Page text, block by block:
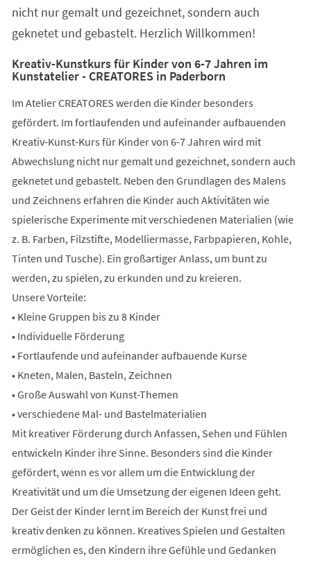
nicht nur gemalt und gezeichnet, sondern auch
geknetet und gebastelt. Herzlich Willkommen!
Kreativ-Kunstkurs für Kinder von 6-7 Jahren im
Kunstatelier - CREATORES in Paderborn
Im Atelier CREATORES werden die Kinder besonders
gefördert. Im fortlaufenden und aufeinander aufbauenden
Kreativ-Kunst-Kurs für Kinder von 6-7 Jahren wird mit
Abwechslung nicht nur gemalt und gezeichnet, sondern auch
geknetet und gebastelt. Neben den Grundlagen des Malens
und Zeichnens erfahren die Kinder auch Aktivitäten wie
spielerische Experimente mit verschiedenen Materialien (wie
z. B. Farben, Filzstifte, Modelliermasse, Farbpapieren, Kohle,
Tinten und Tusche). Ein großartiger Anlass, um bunt zu
werden, zu spielen, zu erkunden und zu kreieren.
Unsere Vorteile:
• Kleine Gruppen bis zu 8 Kinder
• Individuelle Förderung
• Fortlaufende und aufeinander aufbauende Kurse
• Kneten, Malen, Basteln, Zeichnen
• Große Auswahl von Kunst-Themen
• verschiedene Mal- und Bastelmaterialien
Mit kreativer Förderung durch Anfassen, Sehen und Fühlen
entwickeln Kinder ihre Sinne. Besonders sind die Kinder
gefördert, wenn es vor allem um die Entwicklung der
Kreativität und um die Umsetzung der eigenen Ideen geht.
Der Geist der Kinder lernt im Bereich der Kunst frei und
kreativ denken zu können. Kreatives Spielen und Gestalten
ermöglichen es, den Kindern ihre Gefühle und Gedanken